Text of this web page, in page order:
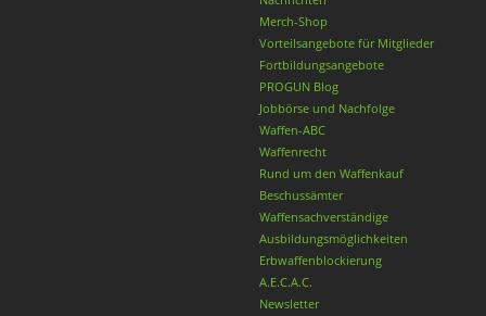
Merch-Shop
Vorteilsangebote für Mitglieder
Fortbildungsangebote
PROGUN Blog
Jobbörse und Nachfolge
Waffen-ABC
Waffenrecht
Rund um den Waffenkauf
Beschussämter
Waffensachverständige
Ausbildungsmöglichkeiten
Erbwaffenblockierung
A.E.C.A.C.
Newsletter